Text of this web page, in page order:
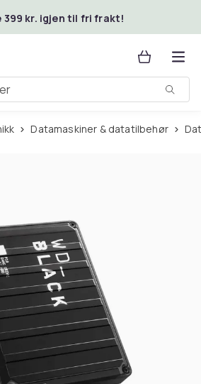
399 kr. igjen til fri frakt!
Datamaskiner & datatilbehør